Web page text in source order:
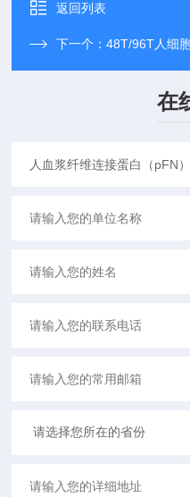
返回列表
下一个：48T/96T人细胞
在